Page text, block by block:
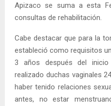
Apizaco se suma a esta
consultas de rehabilitación.
Cabe destacar que para la
estableció como requisitos
3 años después del
realizado duchas vaginales
haber tenido relaciones
antes, no estar